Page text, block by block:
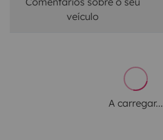
veículo
A carregar...